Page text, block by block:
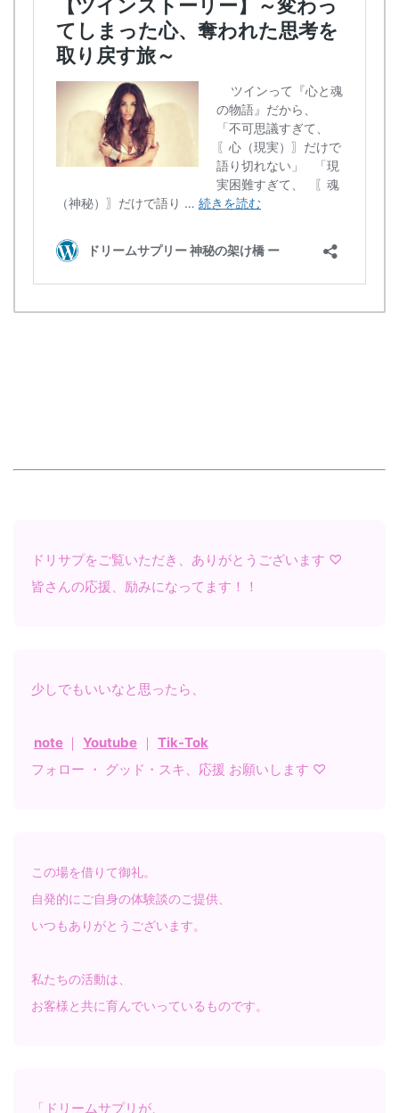
ドリサプをご覧いただき、ありがとうございます ♡
皆さんの応援、励みになってます！！
少しでもいいなと思ったら、
note ｜ Youtube ｜ Tik-Tok
フォロー ・ グッド・スキ、応援 お願いします ♡
この場を借りて御礼。
自発的にご自身の体験談のご提供、
いつもありがとうございます。
私たちの活動は、
お客様と共に育んでいっているものです。
「ドリームサプリが、